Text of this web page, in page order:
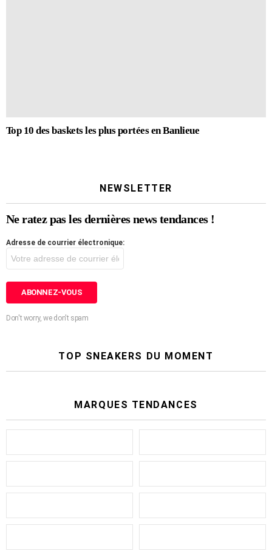
Top 10 des baskets les plus portées en Banlieue
NEWSLETTER
Ne ratez pas les dernières news tendances !
Adresse de courrier électronique:
Don't worry, we don't spam
TOP SNEAKERS DU MOMENT
MARQUES TENDANCES